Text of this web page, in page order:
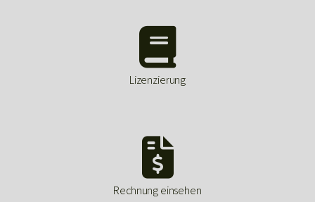

Lizenzierung

Rechnung einsehen